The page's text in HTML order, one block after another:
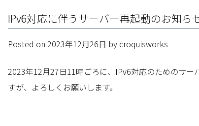
IPv6対応に伴うサーバー再起動のお知ら
Posted on 2023年12月26日 by croquisworks
2023年12月27日11時ごろに、IPv6対応のためのサ
すが、よろしくお願いします。